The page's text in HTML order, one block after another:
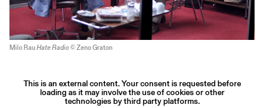
Milo RauHate Radio© Zeno Graton
This is an external content. Your consent is requested before
loading as it may involve the use of cookies or other
technologies by third party platforms.